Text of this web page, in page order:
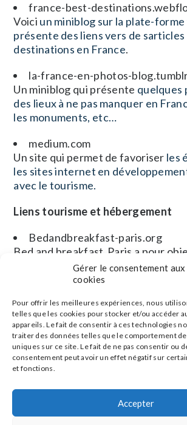
Gérer le consentement aux
cookies
Pour offrir les meilleures expériences, nous
telles que les cookies pour stocker et/ou accéder
appareils. Le fait de consentir à ces technologies
traiter des données telles que le comportement de
uniques sur ce site. Le fait de ne pas consentir ou
consentement peut avoir un effet négatif sur
et fonctions.
Accepter
france-best-
Voici un miniblog sur la plate-
présente des liens vers de
destinations en France.
la-france-en-photos-
Un miniblog qui présente quelques
des lieux à ne pas manquer en
les monuments, etc…
medium.com
Un site qui permet de favoriser les
les sites internet en
avec le tourisme.
Liens tourisme et hébergement
Bedandbreakfast-paris.org
Bed and breakfast Paris a pour
faciliter l’échange d’informations
chambres d’hôtes à Paris
Bien d’autres sites mériteraient
pour favoriser la notoriété. Nous
bientôt en ligne d’autres liens qui
détour,certains en lien avec le
hébergements touristiques,
les photographies nature, city, ou
France.